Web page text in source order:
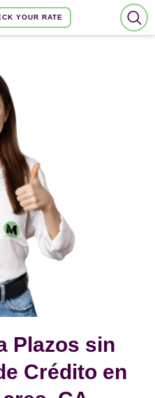
YOUR RATE
Plazos sin
Crédito en